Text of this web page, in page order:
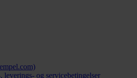
leverings- og servicebetingelser